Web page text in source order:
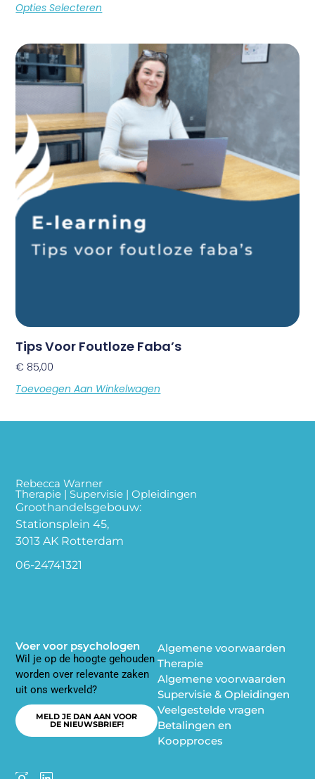
Opties Selecteren
Tips Voor Foutloze Faba’s
€ 85,00
Toevoegen Aan Winkelwagen
Rebecca Warner
Therapie | Supervisie | Opleidingen
Groothandelsgebouw:
Stationsplein 45,
3013 AK Rotterdam
06-24741321
Algemene voorwaarden
Therapie
Algemene voorwaarden
Supervisie & Opleidingen
Veelgestelde vragen
Betalingen en
Koopproces
Voer voor psychologen
Wil je op de hoogte gehouden
worden over relevante zaken
uit ons werkveld?
MELD JE DAN AAN VOOR
DE NIEUWSBRIEF!